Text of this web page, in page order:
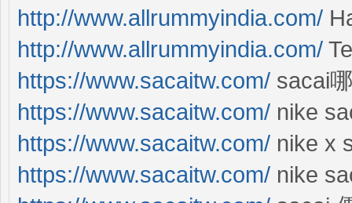
http://www.allrummyindia.com/
http://www.allrummyindia.com/
https://www.sacaitw.com/ sacai
https://www.sacaitw.com/ nike
https://www.sacaitw.com/ nike x
https://www.sacaitw.com/ nike